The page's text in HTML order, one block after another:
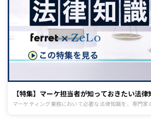
【特集】マーケ担当者が知っておきたい法律
マーケティング業務において必要な法律知識を、専門家